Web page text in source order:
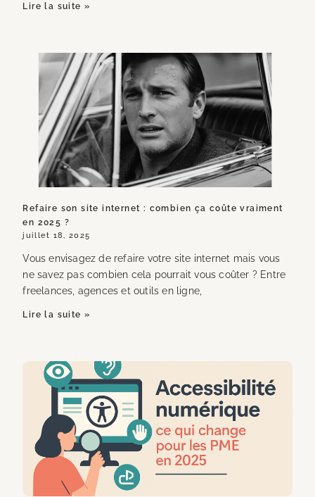
Lire la suite »
Refaire son site internet : combien ça coûte vraiment
en 2025 ?
juillet 18, 2025
Vous envisagez de refaire votre site internet mais vous
ne savez pas combien cela pourrait vous coûter ? Entre
freelances, agences et outils en ligne,
Lire la suite »